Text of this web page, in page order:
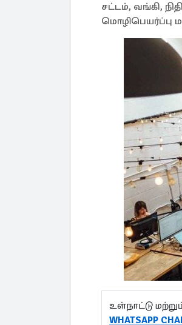
சட்டம், வங்கி,
மொழிபெயர்ப்பு
உள்நாட்டு
WHATSAPP